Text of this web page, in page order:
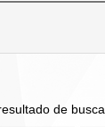
de busca.